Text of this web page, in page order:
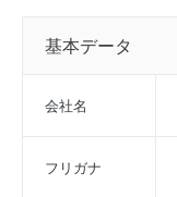
基本データ
会社名
フリガナ